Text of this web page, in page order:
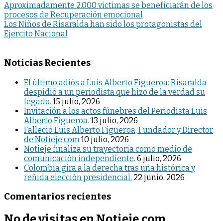
Aproximadamente 2.000 victimas se beneficiarán de los
procesos de Recuperación emocional
Los Niños de Risaralda han sido los protagonistas del
Ejercito Nacional
Noticias Recientes
El último adiós a Luis Alberto Figueroa: Risaralda
despidió a un periodista que hizo de la verdad su
legado. 15 julio, 2026
Invitación a los actos fúnebres del Periodista Luis
Alberto Figueroa. 13 julio, 2026
Falleció Luis Alberto Figueroa, Fundador y Director
de Notieje.com 10 julio, 2026
Notieje finaliza su trayectoria como medio de
comunicación independiente. 6 julio, 2026
Colombia gira a la derecha tras una histórica y
reñida elección presidencial. 22 junio, 2026
Comentarios recientes